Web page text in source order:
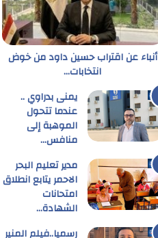
أنباء عن اقتراب حسين داود من خوض
انتخابات…
يمنى بدراوي ..
عندما تتحول
الموهبة إلى
منافس…
مدير تعليم البحر
الاحمر يتابع انطلاق
امتحانات
الشهادة…
رسميا..فيلم المنير